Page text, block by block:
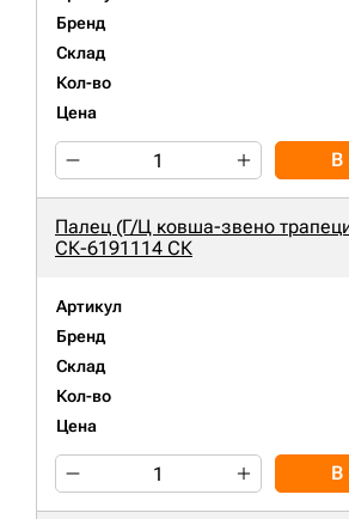
Бренд
Склад
Кол-во
Цена
В
Палец (Г/Ц ковша-звено
СК-6191114 СК
Артикул
Бренд
Склад
Кол-во
Цена
В